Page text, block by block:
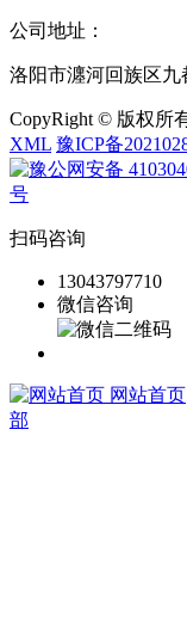
公司地址：
洛阳市瀍河回族区九
CopyRight © 版权所
XML 豫ICP备
号
扫码咨询
13043797710
微信咨询
网站首页
部